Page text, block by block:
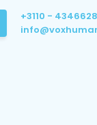
+3110 - 4346628